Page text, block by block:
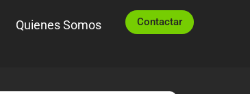
Quienes Somos Contactar